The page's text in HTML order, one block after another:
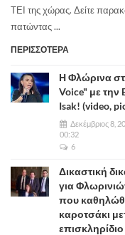
ΤΕΙ της χώρας. Δείτε
πατώντας ...
ΠΕΡΙΣΣΟΤΕΡΑ
Η Φλώρινα
Voice" με την
Isak! (video,
Δεκέμβριος 8,
00:32
6
Δικαστική
για
που
καροτσάκι
επισκληρίδιο